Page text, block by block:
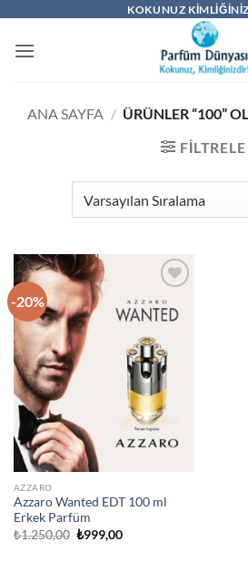
KOKUNUZ
ANA SAYFA / ÜRÜNLER “100”
FILTRELE
-20%
İstek
Listeme
Ekle
AZZARO
Azzaro Wanted EDT 100 ml
Erkek Parfüm
₺1.250,00 Orijinal
₺999,00Şu